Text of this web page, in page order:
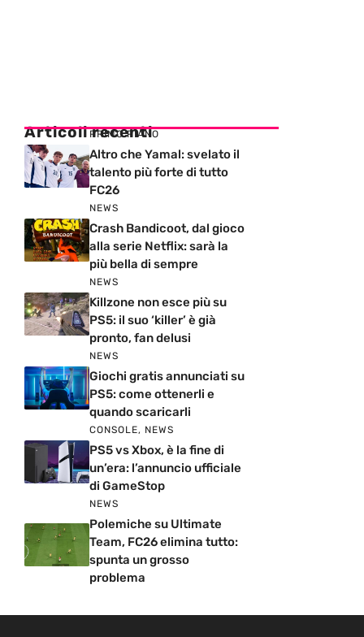
Articoli recenti
PRIMO PIANO
Altro che Yamal: svelato il
talento più forte di tutto
FC26
NEWS
Crash Bandicoot, dal gioco
alla serie Netflix: sarà la
più bella di sempre
NEWS
Killzone non esce più su
PS5: il suo ‘killer’ è già
pronto, fan delusi
NEWS
Giochi gratis annunciati su
PS5: come ottenerli e
quando scaricarli
CONSOLE, NEWS
PS5 vs Xbox, è la fine di
un’era: l’annuncio ufficiale
di GameStop
NEWS
Polemiche su Ultimate
Team, FC26 elimina tutto:
spunta un grosso
problema